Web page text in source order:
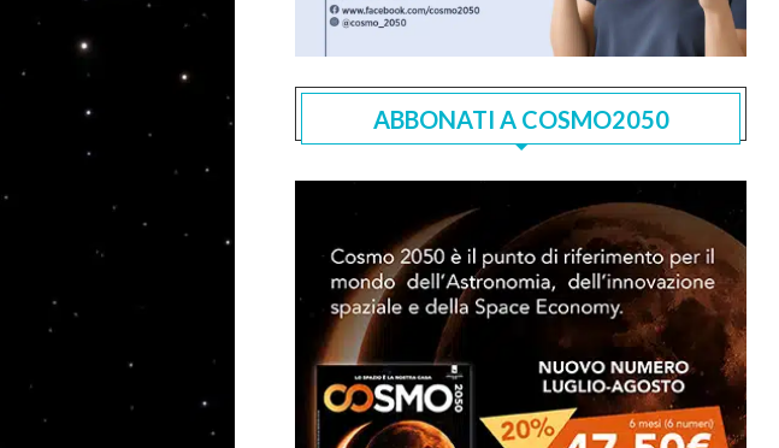
ABBONATI A COSMO2050